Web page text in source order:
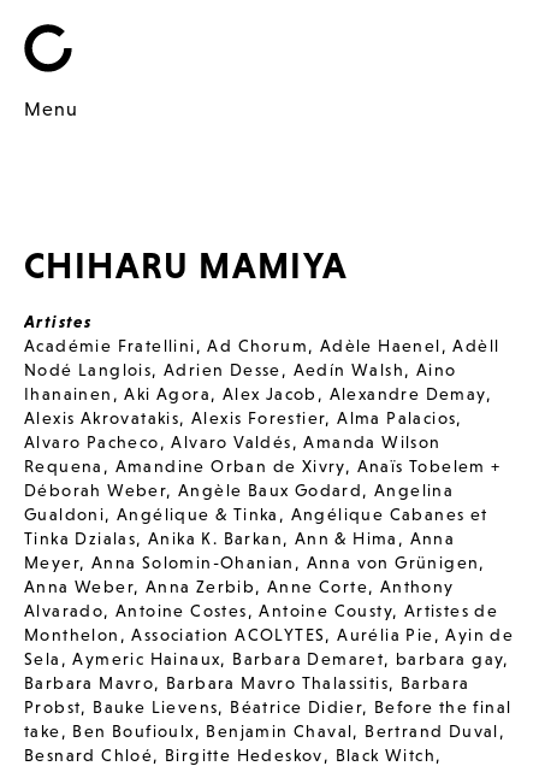
Menu
CHIHARU MAMIYA
Artistes
Académie Fratellini,Ad Chorum, Adèle Haenel,Adèll
Nodé Langlois,Adrien Desse, Aedín Walsh, Aino
Ihanainen ,Aki Agora, Alex Jacob , Alexandre Demay,
Alexis Akrovatakis,Alexis Forestier,Alma Palacios,
Alvaro Pacheco,Alvaro Valdés,Amanda Wilson
Requena , Amandine Orban de Xivry, Anaïs Tobelem +
Déborah Weber,Angèle Baux Godard,Angelina
Gualdoni,Angélique & Tinka , Angélique Cabanes et
Tinka Dzialas,Anika K. Barkan, Ann & Hima , Anna
Meyer, Anna Solomin-Ohanian , Anna von Grünigen,
Anna Weber, Anna Zerbib,Anne Corte, Anthony
Alvarado,Antoine Costes,Antoine Cousty, Artistes de
Monthelon ,Association ACOLYTES,Aurélia Pie,Ayin de
Sela ,Aymeric Hainaux, Barbara Demaret, barbara gay,
Barbara Mavro, Barbara Mavro Thalassitis, Barbara
Probst, Bauke Lievens, Béatrice Didier, Before the final
take, Ben Boufioulx, Benjamin Chaval, Bertrand Duval,
Besnard Chloé, Birgitte Hedeskov, Black Witch,